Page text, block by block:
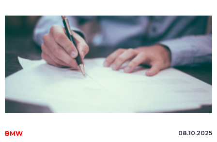
BMW 08.10.2025